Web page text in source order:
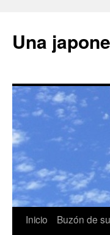
Una
Inicio
Buzón de